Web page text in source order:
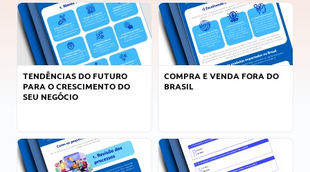
TENDÊNCIAS DO FUTURO
PARA O CRESCIMENTO DO
SEU NEGÓCIO
COMPRA E VENDA FORA DO
BRASIL